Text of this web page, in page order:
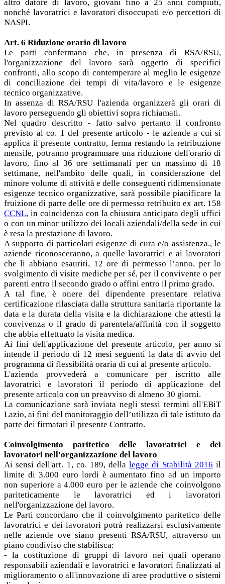
altro datore di lavoro, giovani fino a 25 anni compiuti,
nonché lavoratrici e lavoratori disoccupati e/o percettori di
NASPI.
Art. 6 Riduzione orario di lavoro
Le parti confermano che, in presenza di RSA/RSU,
l'organizzazione del lavoro sarà oggetto di specifici
confronti, allo scopo di contemperare al meglio le esigenze
di conciliazione dei tempi di vita/lavoro e le esigenze
tecnico organizzative.
In assenza di RSA/RSU l'azienda organizzerà gli orari di
lavoro perseguendo gli obiettivi sopra richiamati.
Nel quadro descritto - fatto salvo pertanto il confronto
previsto al co. 1 del presente articolo - le aziende a cui si
applica il presente contratto, ferma restando la retribuzione
mensile, potranno programmare una riduzione dell'orario di
lavoro, fino al 36 ore settimanali per un massimo di 18
settimane, nell'ambito delle quali, in considerazione del
minore volume di attività e delle conseguenti ridimensionate
esigenze tecnico organizzative, sarà possibile pianificare la
fruizione di parte delle ore di permesso retribuito ex art. 158
CCNL, in coincidenza con la chiusura anticipata degli uffici
o con un minor utilizzo dei locali aziendali/della sede in cui
è resa la prestazione di lavoro.
A supporto di particolari esigenze di cura e/o assistenza., le
aziende riconosceranno, a quelle lavoratrici e ai lavoratori
che li abbiano esauriti, 12 ore di permesso l’anno, per lo
svolgimento di visite mediche per sé, per il convivente o per
parenti entro il secondo grado o affini entro il primo grado.
A tal fine, è onere del dipendente presentare relativa
certificazione rilasciata dalla struttura sanitaria riportante la
data e la durata della visita e la dichiarazione che attesti la
convivenza o il grado di parentela/affinità con il soggetto
che abbia effettuato la visita medica.
Ai fini dell'applicazione del presente articolo, per anno si
intende il periodo di 12 mesi seguenti la data di avvio del
programma di flessibilità oraria di cui al presente articolo.
L'azienda provvederà a comunicare per iscritto alle
lavoratrici e lavoratori il periodo di applicazione del
presente articolo con un preavviso di almeno 30 giorni.
La comunicazione sarà inviata negli stessi termini all'EBiT
Lazio, ai fini del monitoraggio dell’utilizzo di tale istituto da
parte dei firmatari il presente Contratto.
Coinvolgimento paritetico delle lavoratrici e dei
lavoratori nell'organizzazione del lavoro
Ai sensi dell'art. 1, co. 189, dellalegge di Stabilità 2016 il
limite di 3.000 euro lordi è aumentato fino ad un importo
non superiore a 4.000 euro per le aziende che coinvolgono
pariteticamente le lavoratrici ed i lavoratori
nell'organizzazione del lavoro.
Le Parti concordano che il coinvolgimento paritetico delle
lavoratrici e dei lavoratori potrà realizzarsi esclusivamente
nelle aziende ove siano presenti RSA/RSU, attraverso un
piano condiviso che stabilisca:
- la costituzione di gruppi di lavoro nei quali operano
responsabili aziendali e lavoratrici e lavoratori finalizzati al
miglioramento o all'innovazione di aree produttive o sistemi